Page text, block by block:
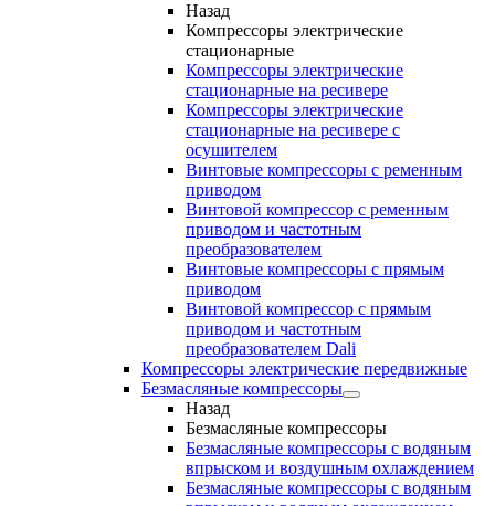
Назад
Компрессоры электрические
стационарные
Компрессоры электрические
стационарные на ресивере
Компрессоры электрические
стационарные на ресивере с
осушителем
Винтовые компрессоры с ременным
приводом
Винтовой компрессор с ременным
приводом и частотным
преобразователем
Винтовые компрессоры с прямым
приводом
Винтовой компрессор с прямым
приводом и частотным
преобразователем Dali
Компрессоры электрические передвижные
Безмасляные компрессоры
Назад
Безмасляные компрессоры
Безмасляные компрессоры с водяным
впрыском и воздушным охлаждением
Безмасляные компрессоры с водяным